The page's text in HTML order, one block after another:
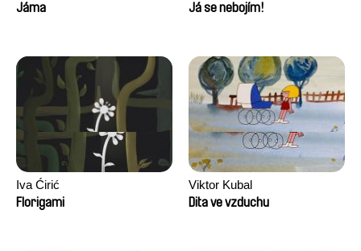
Jáma
Já se nebojím!
Iva Ćirić
Florigami
Viktor Kubal
Dita ve vzduchu